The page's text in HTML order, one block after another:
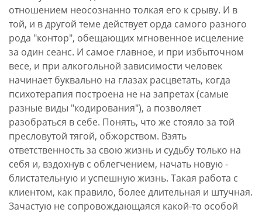
отношением неосознанно толкая его к срыву. И в
той, и в другой теме действует орда самого разного
рода "контор", обещающих мгновенное исцеление
за один сеанс. И самое главное, и при избыточном
весе, и при алкогольной зависимости человек
начинает буквально на глазах расцветать, когда
психотерапия построена не на запретах (самые
разные виды "кодирования"), а позволяет
разобраться в себе. Понять, что же стояло за той
пресловутой тягой, обжорством. Взять
ответственность за свою жизнь и судьбу только на
себя и, вздохнув с облегчением, начать новую -
блистательную и успешную жизнь. Такая работа с
клиентом, как правило, более длительная и штучная.
Зачастую не сопровождающаяся какой-то особой